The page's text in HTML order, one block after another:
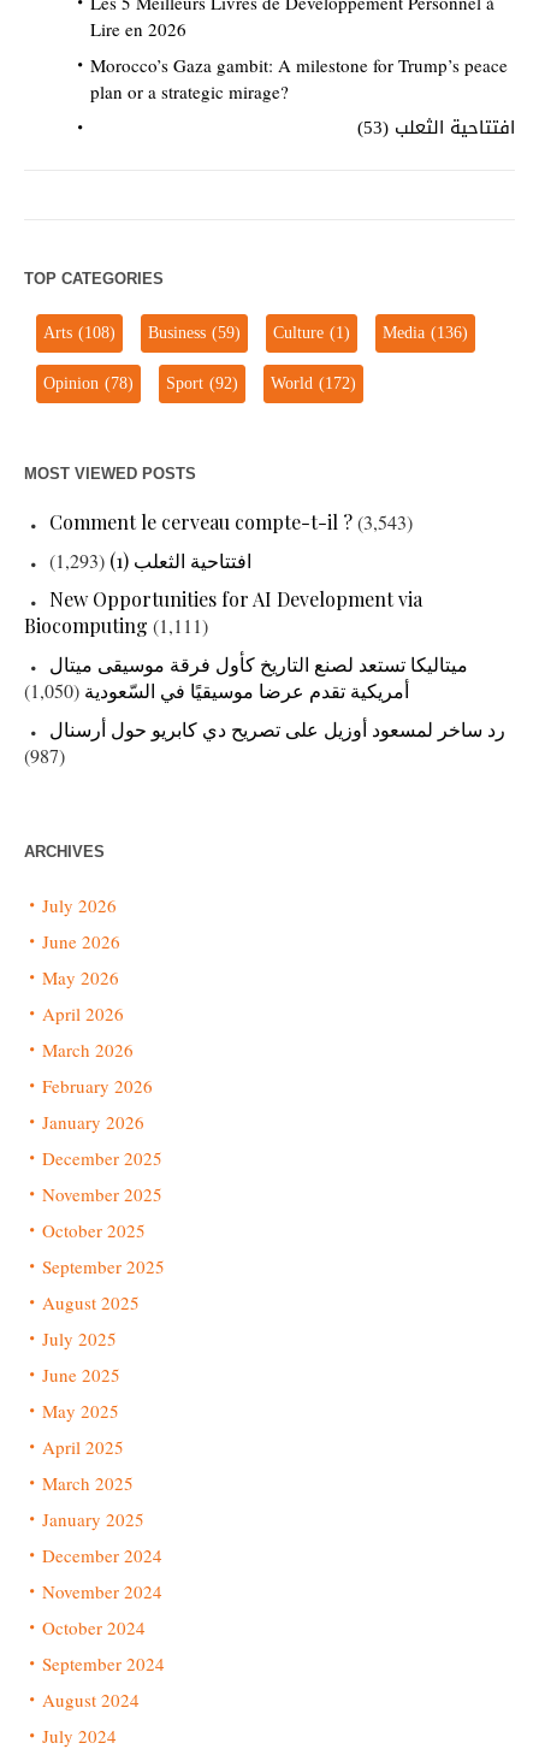
Lire en 2026
Morocco’s Gaza gambit: A milestone for Trump’s peace
plan or a strategic mirage?
افتتاحية الثعلب (53)
TOP CATEGORIES
Arts(108) Business(59) Culture(1) Media(136)
Opinion(78) Sport(92) World(172)
MOST VIEWED POSTS
Comment le cerveau compte-t-il ?(3,543)
افتتاحية الثعلب (1)
(1,293)
New Opportunities for AI Development via
Biocomputing (1,111)
ميتاليكا تستعد لصنع التاريخ كأول فرقة موسيقى ميتال
أمريكية تقدم عرضا موسيقيًا في السّعودية (1,050)
رد ساخر لمسعود أوزيل على تصريح دي كابريو حول أرسنال
(987)
ARCHIVES
July 2026
June 2026
May 2026
April 2026
March 2026
February 2026
January 2026
December 2025
November 2025
October 2025
September 2025
August 2025
July 2025
June 2025
May 2025
April 2025
March 2025
January 2025
December 2024
November 2024
October 2024
September 2024
August 2024
July 2024